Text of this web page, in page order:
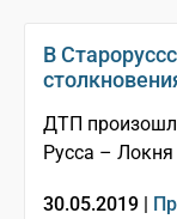
В
ДТП
Русса –
30.05.2019 |